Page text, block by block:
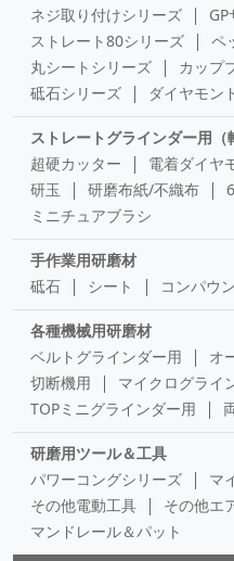
ネジ取り付けシリーズ
ストレート80シリーズ
ペ
丸シートシリーズ
カップ
砥石シリーズ
ダイヤモン
ストレートグラインダー用（
超硬カッター
電着ダイヤ
研玉
研磨布紙/不織布
ミニチュアブラシ
手作業用研磨材
砥石
シート コンパウ
各種機械用研磨材
ベルトグラインダー用
オ
切断機用
マイクログライ
TOPミニグラインダー用
研磨用ツール＆工具
パワーコングシリーズ
マ
その他電動工具
その他エ
マンドレール＆パット